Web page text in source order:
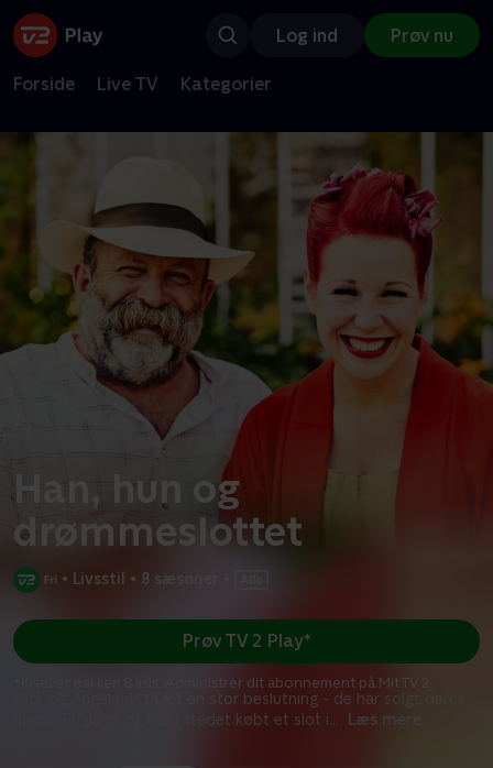
Log ind Prøv nu
Forside Live TV Kategorier
Han, hun og
drømmeslottet
• Livsstil • 8 sæsoner
Dick og Angel har taget en stor beslutning - de har solgt deres
hjem i England og har i stedet købt et slot i... Læs mere
Prøv TV 2 Play*
*Kræver pakken Basis. Administrer dit abonnement på Mit TV 2.